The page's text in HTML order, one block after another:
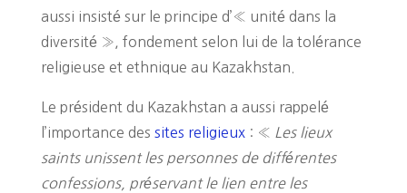
aussi insisté sur le principe d’« unité dans la
diversité », fondement selon lui de la tolérance
religieuse et ethnique au Kazakhstan.
Le président du Kazakhstan a aussi rappelé
l’importance des sites religieux: « Les lieux
saints unissent les personnes de différentes
confessions, préservant le lien entre les